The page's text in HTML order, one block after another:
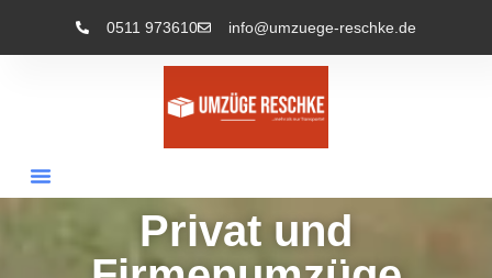
0511 973610 info@umzuege-reschke.de
Privat und